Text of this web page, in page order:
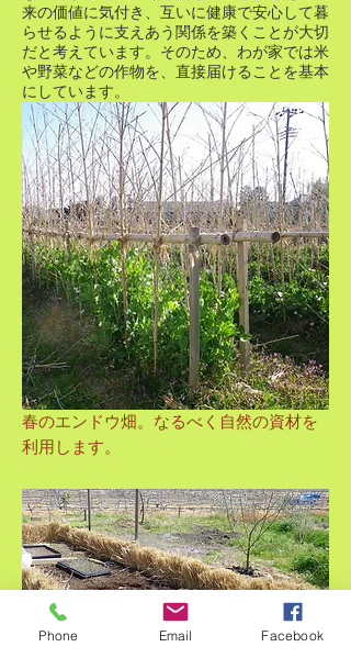
来の価値に気付き、互いに健康で安心して暮
らせるように支えあう関係を築くことが大切
だと考えています。そのため、わが家では米
や野菜などの作物を、直接届けることを基本
にしています。
春のエンドウ畑。なるべく自然の資材を
利用します。
Phone Email Facebook